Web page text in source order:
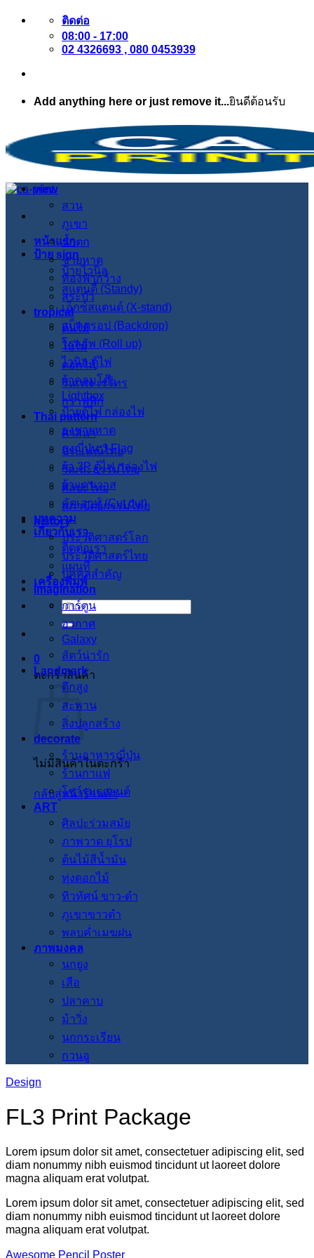
ข้าม
เนื้อหา
ติดต่อ
08:00 - 17:00
02 4326693 , 080 0453939
Add anything here or just remove it...ยินดีต้อนรับ
หน้าแรก
ป้าย sign
ป้ายไวนิล
สแตนดี้ (Standy)
เอ็กซ์สแตนด์ (X-stand)
แบ็คดรอป (Backdrop)
โรลอัพ (Roll up)
ไวนิล ตู้ไฟ
ผ้าคลุมโต๊ะ
Lightbox
ป้ายตู้ไฟ กล่องไฟ
ธงชายหาด
ธงญี่ปุ่น J-Flag
ผ้า 3P ตู้ไฟ กล่องไฟ
ผ้าแคนวาส
คัตเอาท์ (Cut out)
บทความ
เกี่ยวกับเรา
ติดต่อเรา
แผนที่
เครื่องพิมพ์
ค้นหา:
0
ตะกร้าสินค้า
ไม่มีสินค้าในตะกร้า
กลับสู่หน้าร้านค้า
view
สวน
ภูเขา
น้ำตก
ชายหาด
ท้องฟ้ากว้าง
สระบัว
tropical
ต้นไม้
ใบไม้
ดอกไม้
วินเทจ เรโทร
กราฟฟิก
Thai pattern
ศาสนา
ประเพณีไทย
วัฒนะธรรมไทย
ศิลปะไทย
สภาปัตย์กรรมไทย
history
ประวัติศาสตร์โลก
ประวัติศาสตร์ไทย
บุคคลสำคัญ
imagination
การ์ตูน
อวกาศ
Galaxy
สัตว์น่ารัก
Landmark
ตึกสูง
สะพาน
สิ่งปลูกสร้าง
decorate
ร้านอาหารญี่ปุ่น
ร้านกาแฟ
โชว์รูมรถยนต์
ART
ศิลปะร่วมสมัย
ภาพวาด ยุโรป
ต้นไม้สีน้ำมัน
ทุ่งดอกไม้
ทิวทัศน์ ขาว-ดำ
ภูเขาขาวดำ
พลบค่ำเมฆฝน
ภาพมงคล
นกยูง
เสือ
ปลาคาบ
ม้าวิ่ง
นกกระเรียน
กวนอู
Design
FL3 Print Package
Lorem ipsum dolor sit amet, consectetuer adipiscing elit, sed
diam nonummy nibh euismod tincidunt ut laoreet dolore
magna aliquam erat volutpat.
Lorem ipsum dolor sit amet, consectetuer adipiscing elit, sed
diam nonummy nibh euismod tincidunt ut laoreet dolore
magna aliquam erat volutpat.
Awesome Pencil Poster